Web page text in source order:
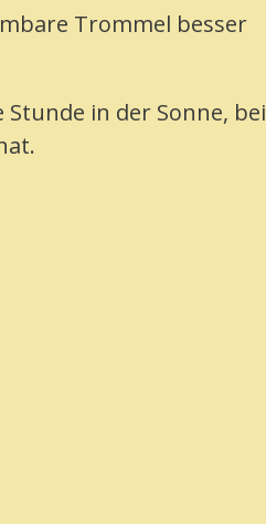
Trommel besser
in der Sonne, bei